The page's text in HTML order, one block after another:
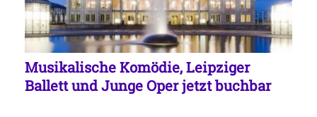
Musikalische Komödie, Leipziger
Ballett und Junge Oper jetzt buchbar